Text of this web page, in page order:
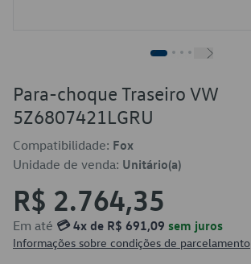
Para-choque Traseiro VW
5Z6807421LGRU
Compatibilidade: Fox
Unidade de venda: Unitário(a)
R$ 2.764,35
Em até 💳 4x de R$ 691,09 sem juros
Informações sobre condições de parcelamento